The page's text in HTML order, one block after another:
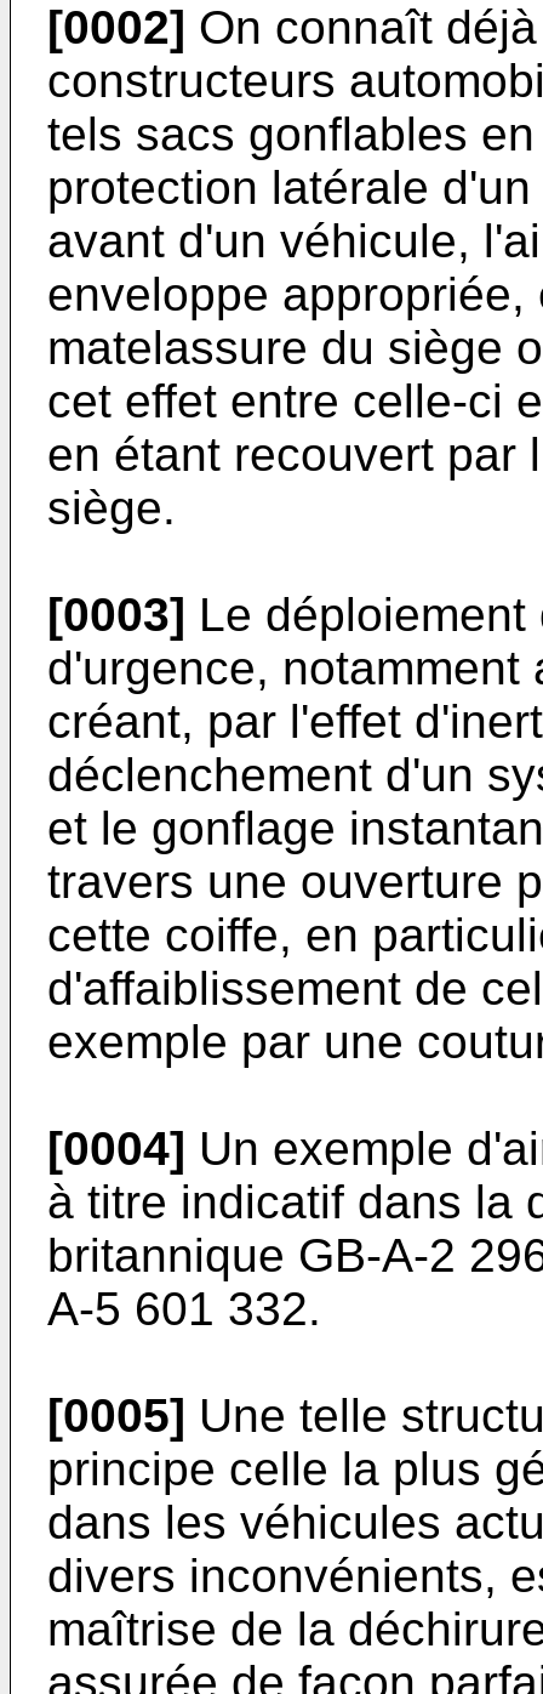
[0002] On connaît
constructeurs
tels sacs gonflables
protection latérale
avant d'un véhicule,
enveloppe
matelassure du siège
cet effet entre celle-ci
en étant recouvert par
siège.
[0003] Le
d'urgence, notamment
créant, par l'effet
déclenchement d'un
et le gonflage
travers une ouverture
cette coiffe, en
d'affaiblissement de
exemple par une
[0004] Un exemple
à titre indicatif dans la
britannique GB-A-2
A-5 601 332.
[0005] Une telle
principe celle la plus
dans les véhicules
divers inconvénients,
maîtrise de la
assurée de façon